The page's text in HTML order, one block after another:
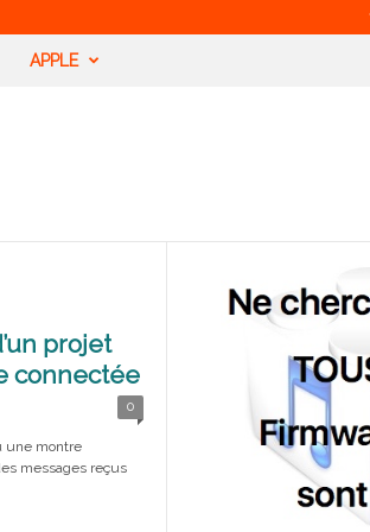
APPLE
projet
connectée
0
une montre
messages reçus